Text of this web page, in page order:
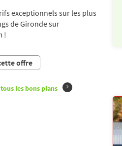
exceptionnels sur les plus
de Gironde sur
!
offre
les bons plans